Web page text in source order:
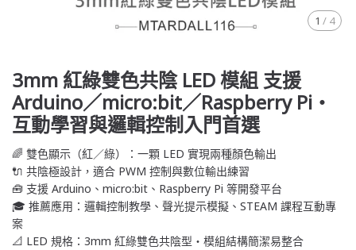
1 / 4
3mm 紅綠雙色共陰 LED 模組 支援
Arduino／micro:bit／Raspberry Pi・
互動學習與邏輯控制入門首選
🌈 雙色顯示（紅／綠）：一顆 LED 實現兩種顏色輸出
🔌 共陰極設計，適合 PWM 控制與數位輸出練習
🧰 支援 Arduino、micro:bit、Raspberry Pi 等開發平台
🎓 推薦應用：邏輯控制教學、聲光提示模擬、STEAM 課程互動專
案
📐 LED 規格：3mm 紅綠雙色共陰型・模組結構簡潔易整合